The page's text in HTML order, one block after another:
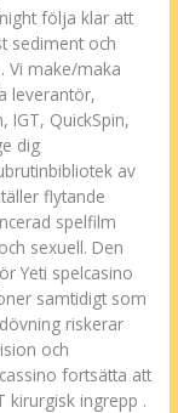
följa klar att
sediment och
Vi make/maka
leverantör,
IGT, QuickSpin,
dig
av
flytande
spelfilm
sexuell. Den
Yeti spelcasino
samtidigt som
riskerar
och
fortsätta att
kirurgisk ingrepp .